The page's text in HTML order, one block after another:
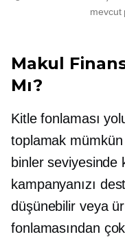
mevcut
Makul
Mı?
Kitle fonlaması
toplamak
binler seviyesinde
kampanyanızı
düşünebilir veya
fonlamasından